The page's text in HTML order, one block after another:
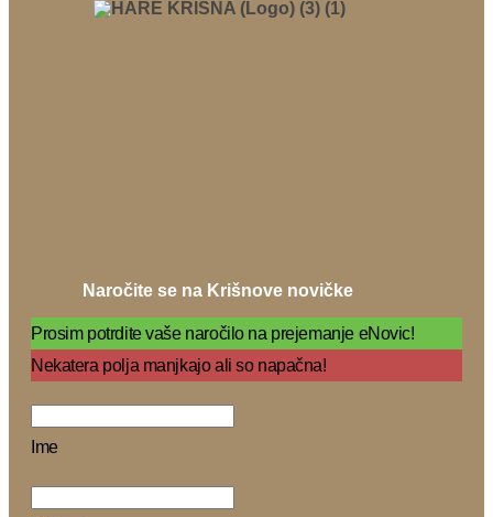
Naročite se na Krišnove novičke
Prosim potrdite vaše naročilo na prejemanje eNovic!
Nekatera polja manjkajo ali so napačna!
Ime